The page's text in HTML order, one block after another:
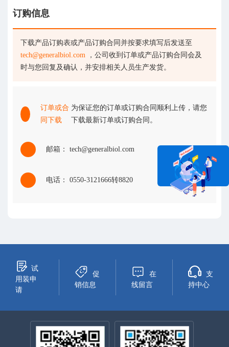
订购信息
下载产品订购表或产品订购合同并按要求填写后发送至
tech@generalbiol.com ，公司收到订单或产品订购合同会及
时与您回复及确认，并安排相关人员生产发货。
订单或合
同下载
为保证您的订单或订购合同顺利上传，请您
下载最新订单或订购合同。
邮箱： tech@generalbiol.com
电话： 0550-3121666转8820
试
用装申
请
促
销信息
在
线留言
支
持中心